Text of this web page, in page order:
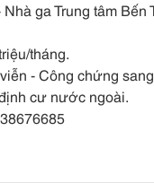
ga Trung tâm
tháng.
- Công chứng
cư nước ngoài.